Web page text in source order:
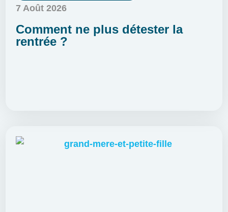
7 Août 2026
Comment ne plus détester la
rentrée ?